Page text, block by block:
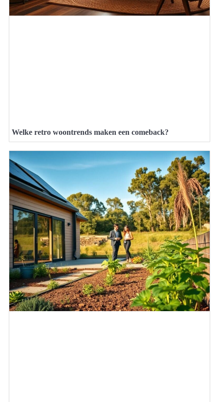
Welke retro woontrends maken een comeback?